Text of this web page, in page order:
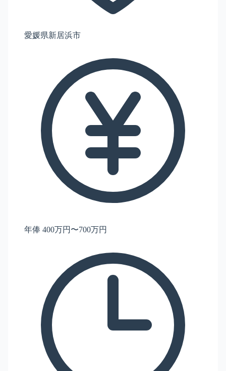
愛媛県新居浜市
年俸 400万円〜700万円